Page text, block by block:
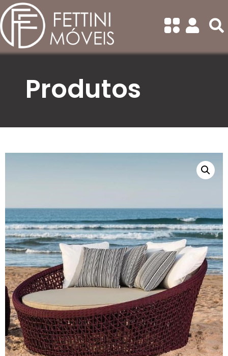
Produtos
Categorias
Todas
Balanços
Bistrô
Chaise/Concha
Retangular
Espreguiçadeiras
Ombrelones
Poltrona
Puffs, Champanheiras e
Bancos